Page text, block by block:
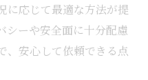
に応じて最適な方法が提
シーや安全面に十分配慮
、安心して依頼できる点